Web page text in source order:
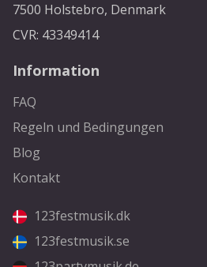
7500 Holstebro, Denmark
CVR: 43349414
Information
FAQ
Regeln und Bedingungen
Blog
Kontakt
123festmusik.dk
123festmusik.se